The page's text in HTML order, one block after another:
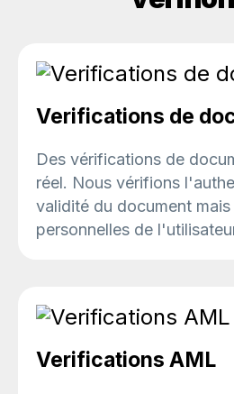
Verifications de
Des vérifications de
réel. Nous vérifions
validité du document
personnelles de
Verifications AML